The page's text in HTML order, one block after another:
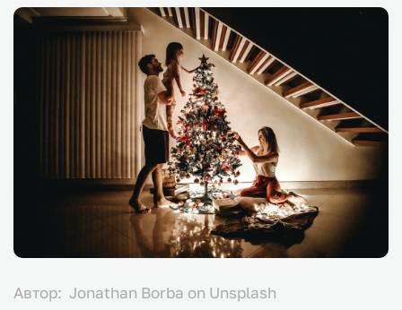
Автор: Jonathan Borba on Unsplash